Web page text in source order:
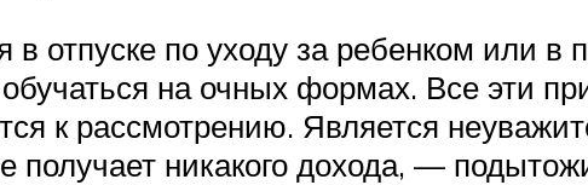
отпуске по уходу за ребенком или в
на очных формах. Все эти
к рассмотрению. Является
получает никакого дохода, —